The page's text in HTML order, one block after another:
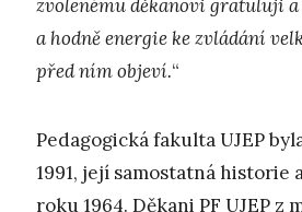
zvolenému děkanovi gratuluji
a hodně energie ke zvládání
před ním objeví.“
Pedagogická fakulta UJEP
1991, její samostatná historie
roku 1964. Děkani PF UJEP z